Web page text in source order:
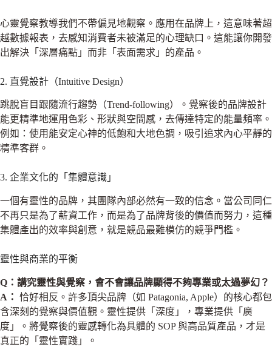
心靈覺察教導我們不帶偏見地觀察。應用在品牌上，這意味著超
越數據報表，去感知消費者未被滿足的心理缺口。這能讓你開發
出解決「深層痛點」而非「表面需求」的產品。
2. 直覺設計（Intuitive Design）
跳脫盲目跟隨流行趨勢（Trend-following）。覺察後的品牌設計
能更精準地運用色彩、形狀與空間感，去傳達特定的能量頻率。
例如：使用能安定心神的低飽和大地色調，吸引追求內心平靜的
精準客群。
3. 企業文化的「集體意識」
一個有靈性的品牌，其團隊內部必然有一致的信念。當公司同仁
不再只是為了薪資工作，而是為了品牌背後的價值而努力，這種
集體產出的效率與創意，就是競品最難模仿的競爭門檻。
靈性與商業的平衡
Q：講究靈性與覺察，會不會讓品牌顯得不夠專業或太過夢幻？
A： 恰好相反。許多頂尖品牌（如 Patagonia, Apple）的核心都包
含深刻的覺察與價值觀。靈性提供「深度」，專業提供「廣
度」。將覺察後的靈感轉化為具體的 SOP 與高品質產品，才是
真正的「靈性實踐」。